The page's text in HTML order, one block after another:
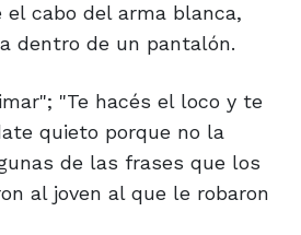
el cabo del arma blanca,
dentro de un pantalón.
"Te hacés el loco y te
quieto porque no la
de las frases que los
al joven al que le robaron